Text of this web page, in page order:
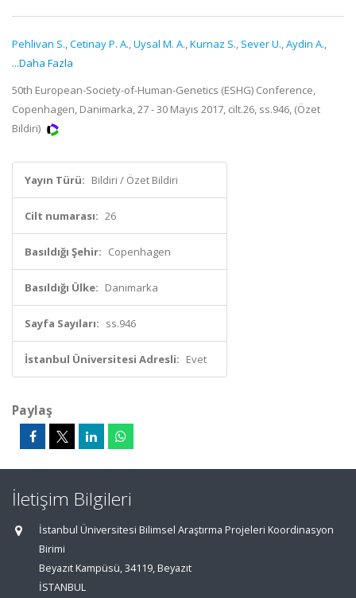
Pehlivan S.,Cetinay P. A.,Uysal M. A.,Kurnaz S., Sever U.,Aydin A.,
...Daha Fazla
50th European-Society-of-Human-Genetics (ESHG) Conference,
Copenhagen, Danimarka, 27 - 30 Mayıs 2017, cilt.26, ss.946, (Özet
Bildiri)
Yayın Türü: Bildiri / Özet Bildiri
Cilt numarası: 26
Basıldığı Şehir: Copenhagen
Basıldığı Ülke: Danimarka
Sayfa Sayıları: ss.946
İstanbul Üniversitesi Adresli: Evet
Paylaş
İletişim Bilgileri
İstanbul Üniversitesi Bilimsel Araştırma Projeleri Koordinasyon
Birimi
Beyazıt Kampüsü, 34119, Beyazıt
İSTANBUL